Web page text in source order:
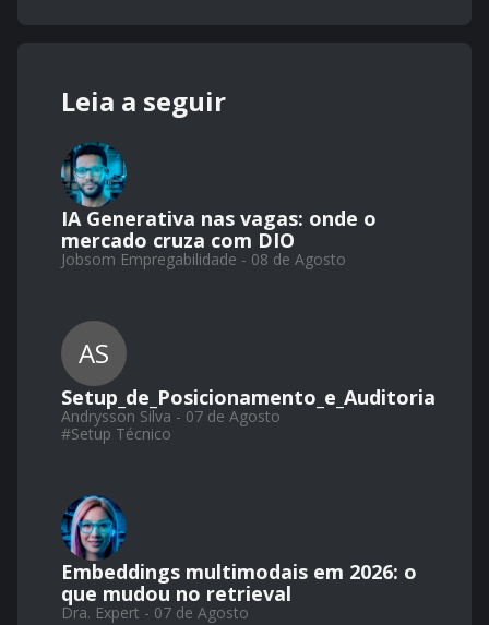
Leia a seguir
IA Generativa nas vagas: onde o
mercado cruza com DIO
Jobsom Empregabilidade - 08 de Agosto
AS
Setup_de_Posicionamento_e_Auditoria
Andrysson Silva - 07 de Agosto
#Setup Técnico
Embeddings multimodais em 2026: o
que mudou no retrieval
Dra. Expert - 07 de Agosto